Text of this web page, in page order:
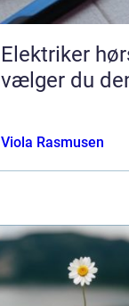
Elektriker
vælger du
Viola Rasmusen